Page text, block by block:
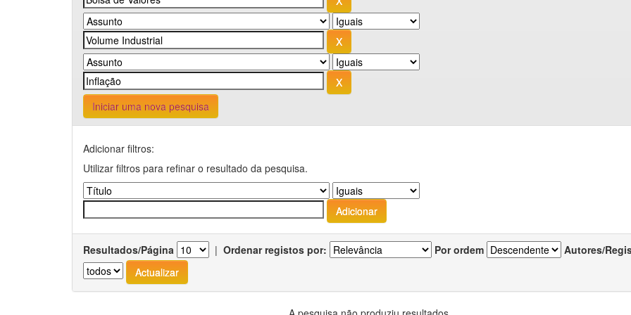
Iniciar uma nova pesquisa
Adicionar filtros:
Utilizar filtros para refinar o resultado da pesquisa.
Resultados/Página | Ordenar registos por: Por ordem Autores/